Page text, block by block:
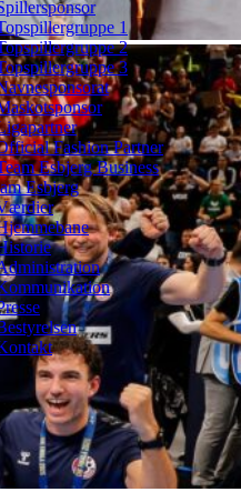
1
2
3
Fashion Partner
Esbjerg Business
Esbjerg